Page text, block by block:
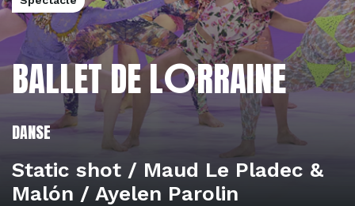
BALLET DE LORRAINE
DANSE
Static shot / Maud Le Pladec &
Malón / Ayelen Parolin
L'éditorial
L'actualité